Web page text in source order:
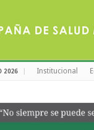
2026 Institucional